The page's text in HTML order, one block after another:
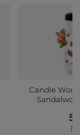
Candle